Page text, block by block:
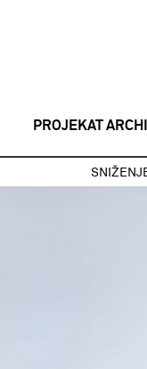
PROJEKAT
H-OLINA CB BLACK